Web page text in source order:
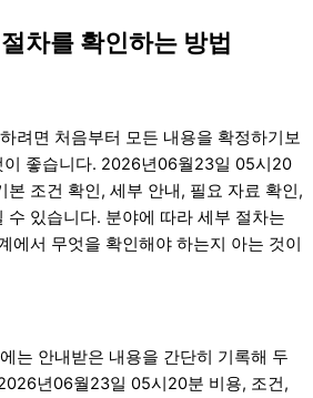
차를 확인하는 방법
려면 처음부터 모든 내용을 확정하기보
이 좋습니다. 2026년06월23일 05시20
본 조건 확인, 세부 안내, 필요 자료 확인,
수 있습니다. 분야에 따라 세부 절차는
에서 무엇을 확인해야 하는지 아는 것이
는 안내받은 내용을 간단히 기록해 두
년06월23일 05시20분 비용, 조건,